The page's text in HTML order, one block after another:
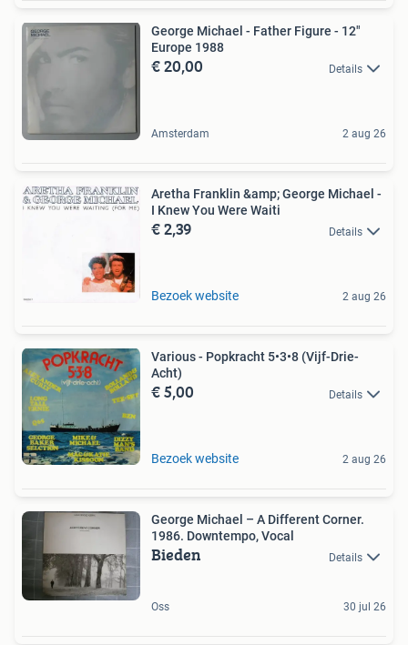
George Michael - Father Figure - 12"
Europe 1988
€ 20,00 Details
Amsterdam 2 aug 26
Aretha Franklin &amp; George Michael -
I Knew You Were Waiti
€ 2,39 Details
Bezoek website 2 aug 26
Various - Popkracht 5•3•8 (Vijf-Drie-
Acht)
€ 5,00 Details
Bezoek website 2 aug 26
George Michael – A Different Corner.
1986. Downtempo, Vocal
Bieden Details
Oss 30 jul 26